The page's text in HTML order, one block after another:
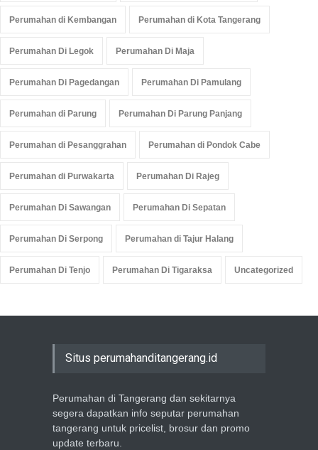
Perumahan di Kembangan Perumahan di Kota Tangerang
Perumahan Di Legok Perumahan Di Maja
Perumahan Di Pagedangan Perumahan Di Pamulang
Perumahan di Parung Perumahan Di Parung Panjang
Perumahan di Pesanggrahan Perumahan di Pondok Cabe
Perumahan di Purwakarta Perumahan Di Rajeg
Perumahan Di Sawangan Perumahan Di Sepatan
Perumahan Di Serpong Perumahan di Tajur Halang
Perumahan Di Tenjo Perumahan Di Tigaraksa Uncategorized
Situs perumahanditangerang.id
Perumahan di Tangerang dan sekitarnya
segera dapatkan info seputar perumahan
tangerang untuk pricelist, brosur dan promo
update terbaru.